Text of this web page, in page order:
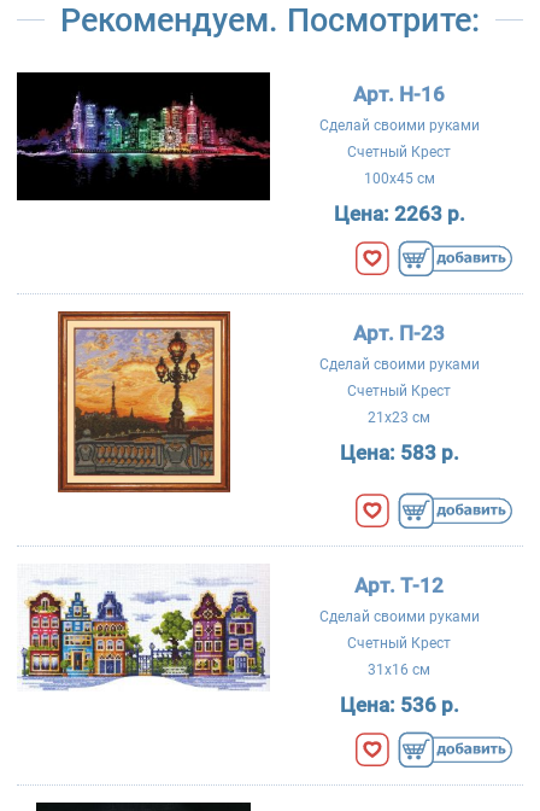
Рекомендуем. Посмотрите:
Арт. Н-16
Сделай своими руками
Счетный Крест
100x45 см
Цена: 2263 р.
Арт. П-23
Сделай своими руками
Счетный Крест
21x23 см
Цена: 583 р.
Арт. Т-12
Сделай своими руками
Счетный Крест
31x16 см
Цена: 536 р.